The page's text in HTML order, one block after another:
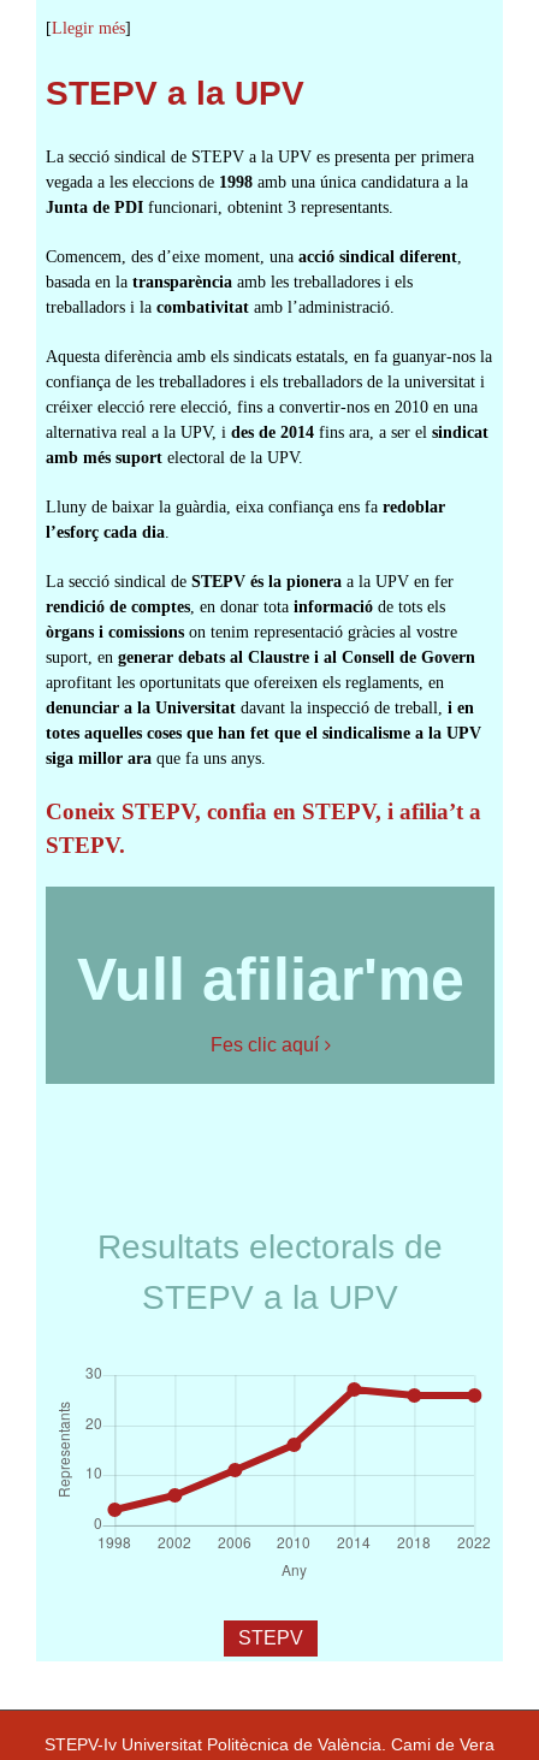
[Llegir més]
STEPV a la UPV
La secció sindical de STEPV a la UPV es presenta per primera
vegada a les eleccions de 1998 amb una única candidatura a la
Junta de PDI funcionari, obtenint 3 representants.
Comencem, des d’eixe moment, una acció sindical diferent
basada en la transparència amb les treballadores i els
treballadors i la combativitat amb l’administració.
Aquesta diferència amb els sindicats estatals, en fa guanyar-nos la
confiança de les treballadores i els treballadors de la universitat i
créixer elecció rere elecció, fins a convertir-nos en 2010 en una
alternativa real a la UPV, i des de 2014 fins ara, a ser el sindicat
amb més suport electoral de la UPV.
Lluny de baixar la guàrdia, eixa confiança ens fa redoblar
l’esforç cada dia
La secció sindical de STEPV és la pionera a la UPV en fer
rendició de comptes , en donar tota informació de tots els
òrgans i comissions on tenim representació gràcies al vostre
suport, en generar debats al Claustre i al Consell de Govern
aprofitant les oportunitats que ofereixen els reglaments, en
denunciar a la Universitat davant la inspecció de treball, i en
totes aquelles coses que han fet que el sindicalisme a la UPV
siga millor ara que fa uns anys.
Coneix STEPV, confia en STEPV, i afilia’t a
STEPV.
Vull afiliar'me
Fes clic aquí
Resultats electorals de
STEPV a la UPV
STEPV
STEPV-Iv Universitat Politècnica de València. Cami de Vera